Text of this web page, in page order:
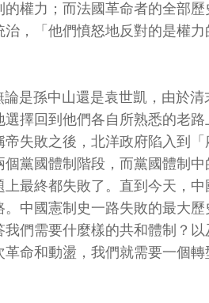
權力；而法國革命者的全部歷
，「 他們憤怒地反對的是權
是孫中山還是袁世凱， 由於清
選擇回到他們各自所熟悉的老路
帝失敗之後，北洋政府陷入到
黨國體制階段， 而黨國體制
最終都失敗了。直到今天， 中
中國憲制史一路失敗的最大
們需要什麼樣的共和體制？
革命和動盪，我們就需要一個